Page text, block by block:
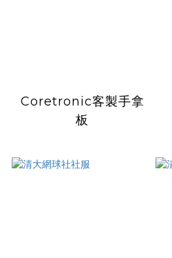
Coretronic客製手拿
板